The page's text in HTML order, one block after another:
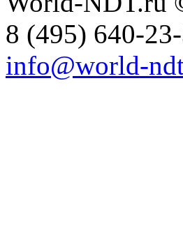
8 (495) 640-
info@world-